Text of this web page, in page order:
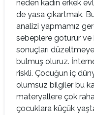
neden kadın erkek
de yasa çıkartmak.
analizi yapmamız
sebeplere götürür
sonuçları
bulmuş oluruz.
riskli. Çocuğun iç
olumsuz bilgiler bu
materyallere çok
çocuklara küçük